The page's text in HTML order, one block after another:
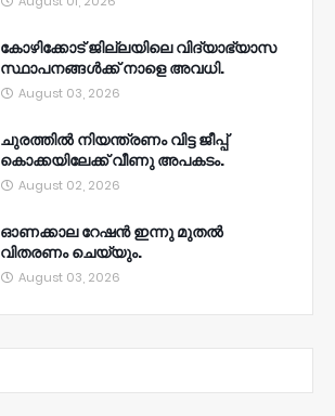
കോഴിക്കോട് ജില്ലയിലെ വിദ്യാഭ്യാസ
സ്ഥാപനങ്ങൾക്ക് നാളെ അവധി.
August 03, 2026
ചുരത്തിൽ നിയന്ത്രണം വിട്ട ജീപ്പ്
കൊക്കയിലേക്ക് വീണു അപകടം.
August 02, 2026
ഓണക്കാല റേഷൻ ഇന്നു മുതല്‍
വിതരണം ചെയ്യും.
August 03, 2026